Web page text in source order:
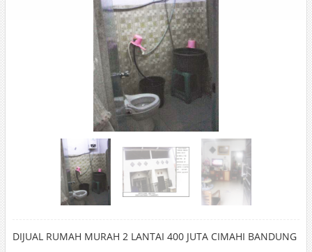
DIJUAL RUMAH MURAH 2 LANTAI 400 JUTA CIMAHI BANDUNG